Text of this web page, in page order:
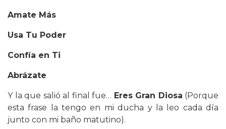
Amate Más
Usa Tu Poder
Confía en Ti
Abrázate
Y la que salió al final fue… Eres Gran Diosa (Porque
esta frase la tengo en mi ducha y la leo cada día
junto con mi baño matutino).